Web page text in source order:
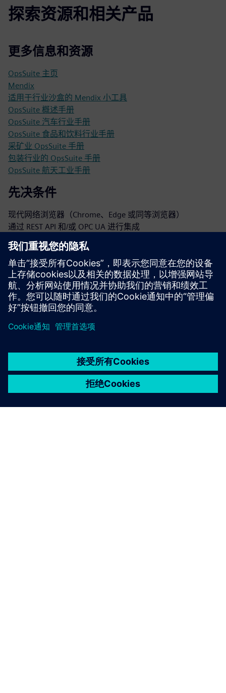
探索资源和相关产品
更多信息和资源
OpsSuite 主页
Mendix
适用于行业沙盒的 Mendix 小工具
OpsSuite 概述手册
OpsSuite 汽车行业手册
OpsSuite 食品和饮料行业手册
采矿业 OpsSuite 手册
包装行业的 OpsSuite 手册
OpsSuite 航天工业手册
先决条件
现代网络浏览器（Chrome、Edge 或同等浏览器）
通过 REST API 和/或 OPC UA 进行集成
ERP 连接（例如 SAP、Syspro、JDE 等）
通过网络访问车间设备和数据源
可选的云基础架构（AWS、Azure）
车间使用的可选移动设备（平板电脑）